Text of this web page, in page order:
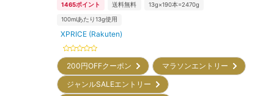
1465ポイント 送料無料 13g×190本=2470g
100mlあたり13g使用
XPRICE (Rakuten)
200円OFFクーポン
マラソンエントリー
ジャンルSALEエントリー